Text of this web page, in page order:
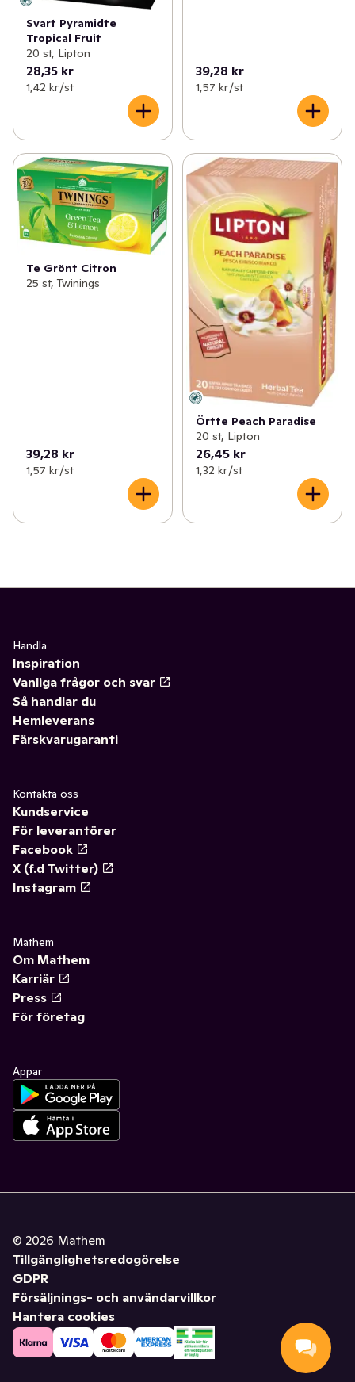
Svart Pyramidte
Tropical Fruit
20 st, Lipton
28,35 kr
1,42 kr /st
39,28 kr
1,57 kr /st
Te Grönt Citron
25 st, Twinings
39,28 kr
1,57 kr /st
Örtte Peach Paradise
20 st, Lipton
26,45 kr
1,32 kr /st
Handla
Inspiration
Vanliga frågor och svar
Så handlar du
Hemleverans
Färskvarugaranti
Kontakta oss
Kundservice
För leverantörer
Facebook
X (f.d Twitter)
Instagram
Mathem
Om Mathem
Karriär
Press
För företag
Appar
© 2026 Mathem
Tillgänglighetsredogörelse
GDPR
Försäljnings- och användarvillkor
Hantera cookies